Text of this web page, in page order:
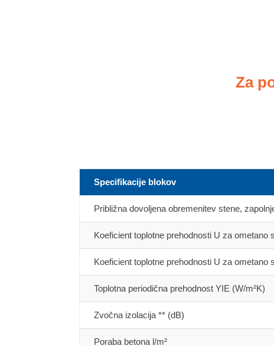
Za
Specifikacije blokov
Približna dovoljena obremenitev stene,
Koeficient toplotne prehodnosti U za ometano
Koeficient toplotne prehodnosti U za
Toplotna periodična prehodnost YIE (W/m²K)
Zvočna izolacija ** (dB)
Poraba betona l/m²